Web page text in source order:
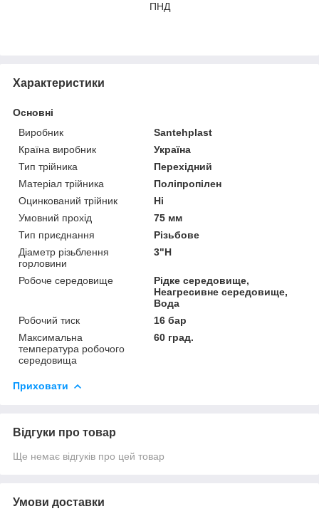
ПНД
Характеристики
Основні
Виробник
Santehplast
Країна виробник
Україна
Тип трійника
Перехідний
Матеріал трійника
Поліпропілен
Оцинкований трійник
Ні
Умовний прохід
75 мм
Тип приєднання
Різьбове
Діаметр різьблення
горловини
3"Н
Робоче середовище
Рідке середовище,
Неагресивне середовище,
Вода
Робочий тиск
16 бар
Максимальна
температура робочого
середовища
60 град.
Приховати
Відгуки про товар
Ще немає відгуків про цей товар
Умови доставки